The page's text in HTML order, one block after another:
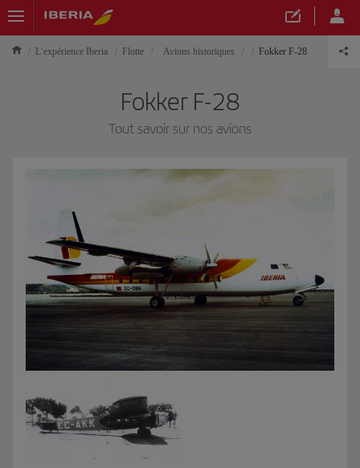
L’expérience Iberia Flotte Avions historiques Fokker F-28
Fokker F-28
Tout savoir sur nos avions